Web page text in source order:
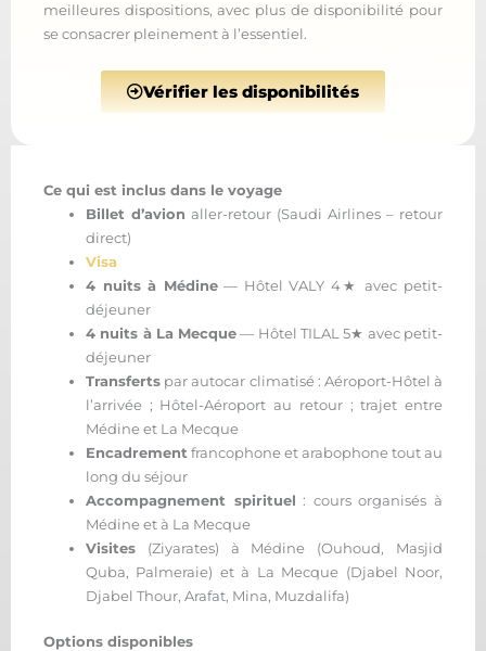
meilleures dispositions, avec plus de disponibilité pour
se consacrer pleinement à l’essentiel.
Vérifier les disponibilités
Ce qui est inclus dans le voyage
Billet d’avion aller-retour (Saudi Airlines – retour
direct)
Visa
4 nuits à Médine— Hôtel VALY 4★ avec petit-
déjeuner
4 nuits à La Mecque— Hôtel TILAL 5★ avec petit-
déjeuner
Transferts par autocar climatisé : Aéroport-Hôtel à
l’arrivée ; Hôtel-Aéroport au retour ; trajet entre
Médine et La Mecque
Encadrement francophone et arabophone tout au
long du séjour
Accompagnement spirituel : cours organisés à
Médine et à La Mecque
Visites (Ziyarates) à Médine (Ouhoud, Masjid
Quba, Palmeraie) et à La Mecque (Djabel Noor,
Djabel Thour, Arafat, Mina, Muzdalifa)
Options disponibles